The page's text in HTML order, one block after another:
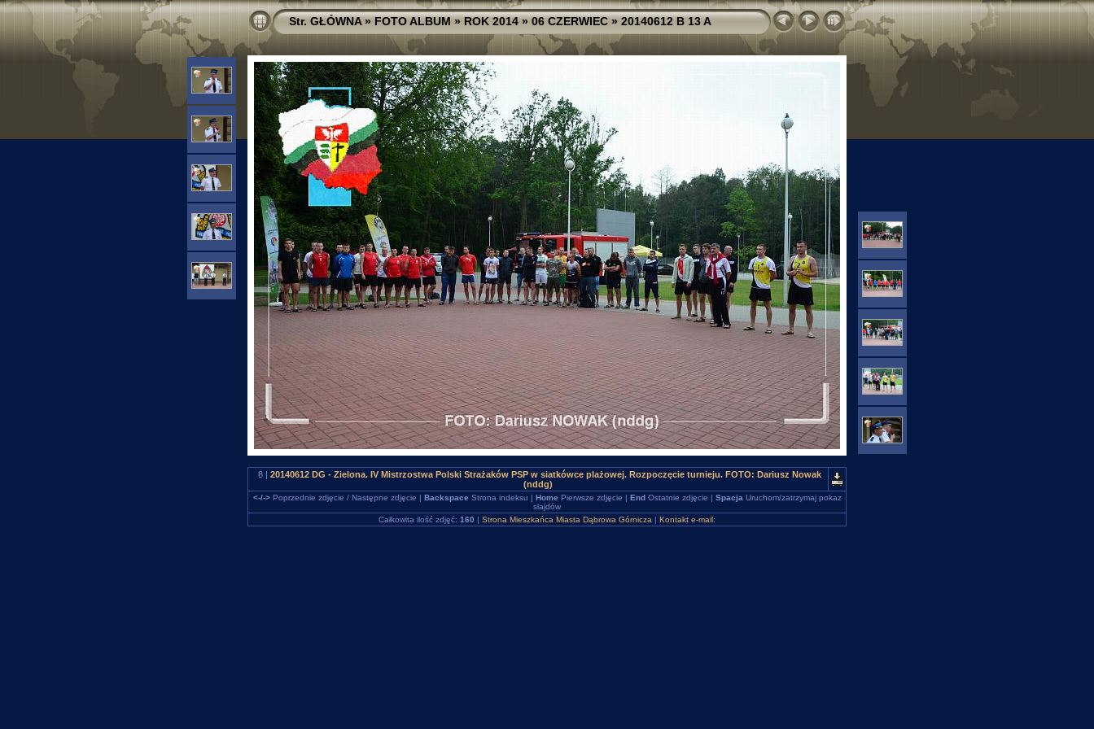
Str. GŁÓWNA»FOTO ALBUM»ROK 2014»06 CZERWIEC»20140612 B 13 A
8 | 20140612 DG - Zielona. IV Mistrzostwa Polski Strażaków PSP w siatkówce plażowej. Rozpoczęcie turnieju. FOTO: Dariusz Nowak
(nddg)
<-/->Poprzednie zdjęcie / Następne zdjęcie | Backspace Strona indeksu | Home Pierwsze zdjęcie | EndOstatnie zdjęcie | Spacja Uruchom/zatrzymaj pokaz
slajdów
Całkowita ilość zdjęć: 160 | Strona Mieszkańca Miasta Dąbrowa Górnicza | Kontakt e-mail: